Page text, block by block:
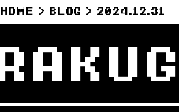
HOME BLOG 2024.12.31